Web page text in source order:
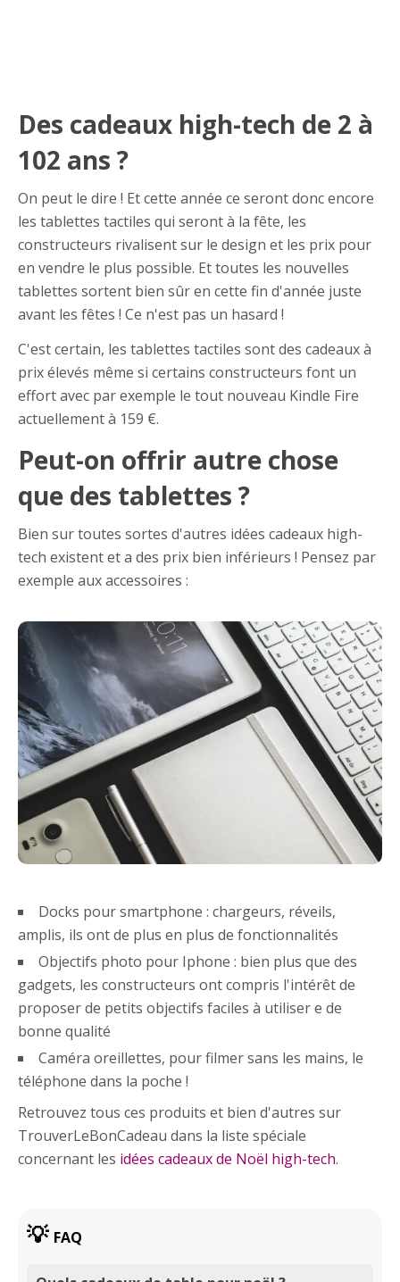
Des cadeaux high-tech de 2 à
102 ans ?
On peut le dire ! Et cette année ce seront donc encore
les tablettes tactiles qui seront à la fête, les
constructeurs rivalisent sur le design et les prix pour
en vendre le plus possible. Et toutes les nouvelles
tablettes sortent bien sûr en cette fin d'année juste
avant les fêtes ! Ce n'est pas un hasard !
C'est certain, les tablettes tactiles sont des cadeaux à
prix élevés même si certains constructeurs font un
effort avec par exemple le tout nouveau Kindle Fire
actuellement à 159 €.
Peut-on offrir autre chose
que des tablettes ?
Bien sur toutes sortes d'autres idées cadeaux high-
tech existent et a des prix bien inférieurs ! Pensez par
exemple aux accessoires :
Docks pour smartphone : chargeurs, réveils,
amplis, ils ont de plus en plus de fonctionnalités
Objectifs photo pour Iphone : bien plus que des
gadgets, les constructeurs ont compris l'intérêt de
proposer de petits objectifs faciles à utiliser e de
bonne qualité
Caméra oreillettes, pour filmer sans les mains, le
téléphone dans la poche !
Retrouvez tous ces produits et bien d'autres sur
TrouverLeBonCadeau dans la liste spéciale
concernant les idées cadeaux de Noël high-tech.
FAQ